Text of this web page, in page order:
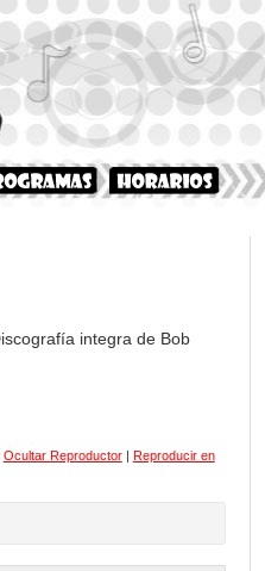
integra de Bob
Ocultar Reproductor| Reproducir en